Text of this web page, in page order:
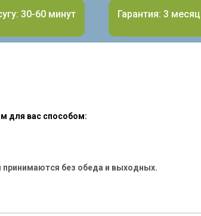
30-60 минут Гарантия: 3
для вас способом:
принимаются без обеда и выходных.